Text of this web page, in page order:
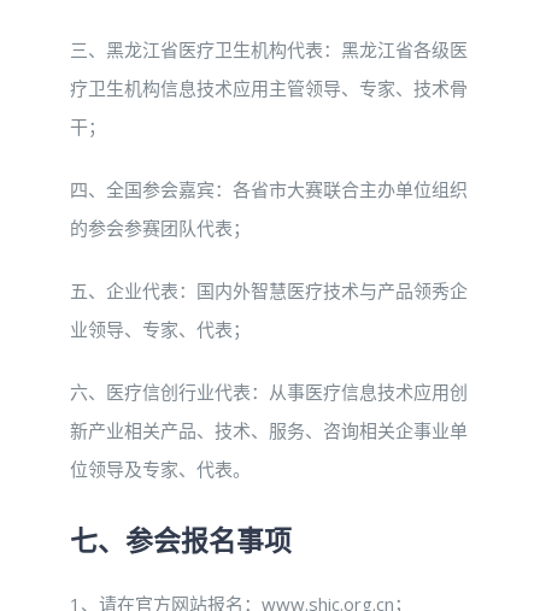
三、黑龙江省医疗卫生机构代表：黑龙江省各级医
疗卫生机构信息技术应用主管领导、专家、技术骨
干；
四、全国参会嘉宾：各省市大赛联合主办单位组织
的参会参赛团队代表；
五、企业代表：国内外智慧医疗技术与产品领秀企
业领导、专家、代表；
六、医疗信创行业代表：从事医疗信息技术应用创
新产业相关产品、技术、服务、咨询相关企事业单
位领导及专家、代表。
七、参会报名事项
1、请在官方网站报名：www.shic.org.cn；